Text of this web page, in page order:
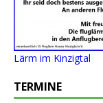
Lärm im Kinzigtal
TERMINE